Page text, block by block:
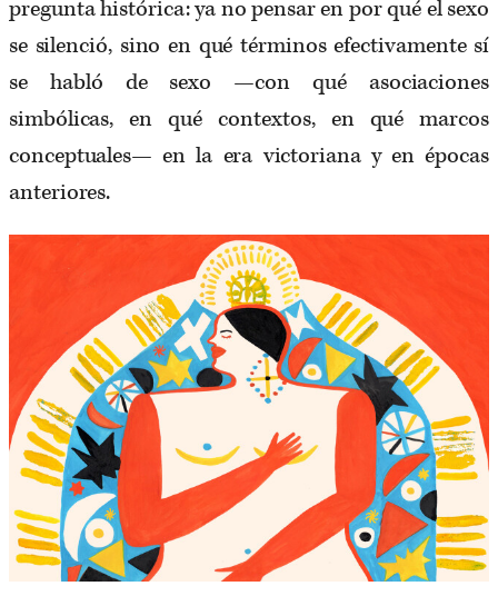
pregunta histórica: ya no pensar en por qué el sexo
se silenció, sino en qué términos efectivamente sí
se habló de sexo —con qué asociaciones
simbólicas, en qué contextos, en qué marcos
conceptuales— en la era victoriana y en épocas
anteriores.